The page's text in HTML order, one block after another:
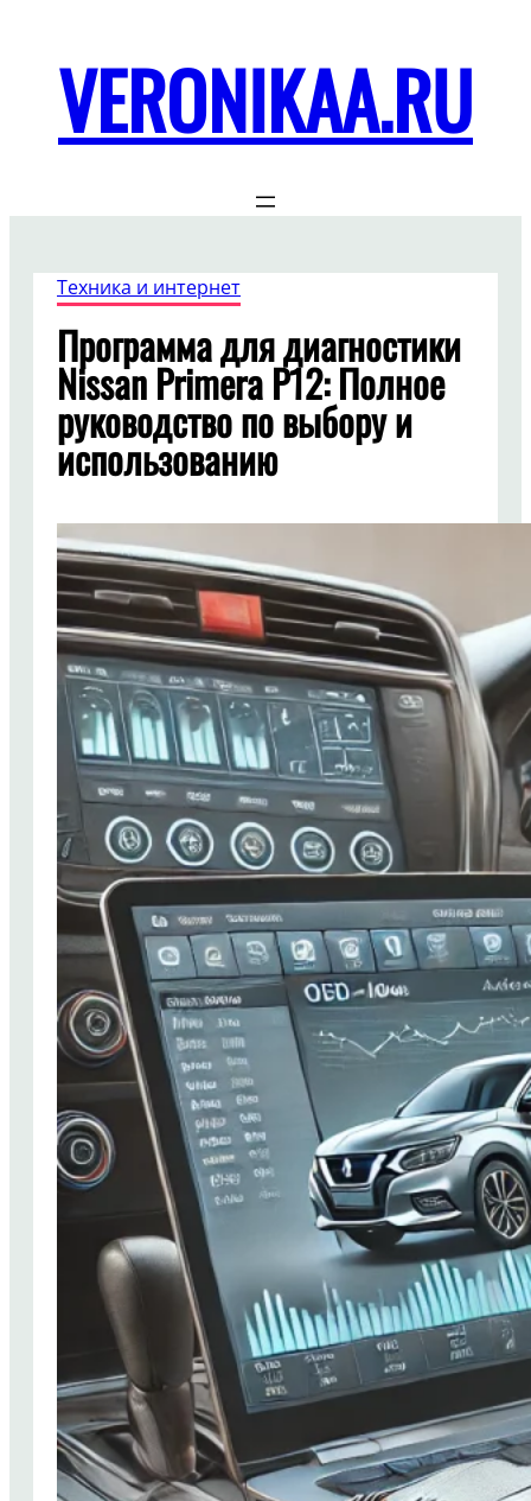
содержимому
VERONIKAA.RU
Техника и интернет
Программа для диагностики
Nissan Primera P12: Полное
руководство по выбору и
использованию